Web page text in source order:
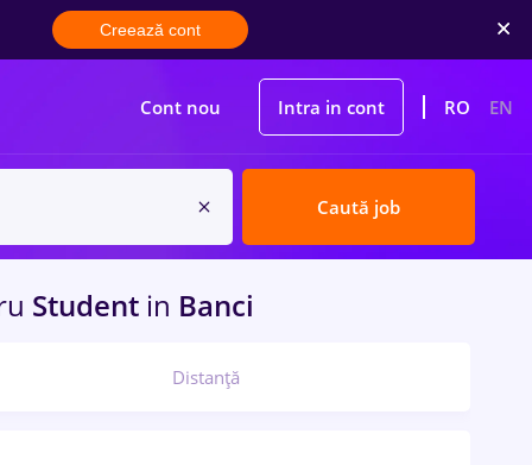
Creează cont
Cont nou Intra in cont RO EN
Caută job
Student in Banci
Distanță